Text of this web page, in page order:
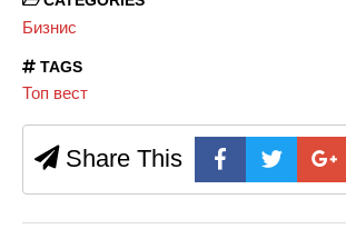
Бизнис
TAGS
Топ вест
Share This